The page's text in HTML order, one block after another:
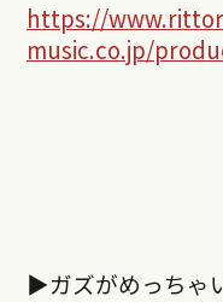
https://
music.co.jp/
▶︎ガズがめっちゃ